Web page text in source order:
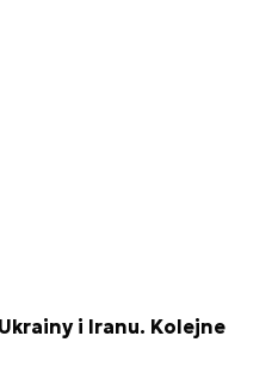
i Iranu. Kolejne